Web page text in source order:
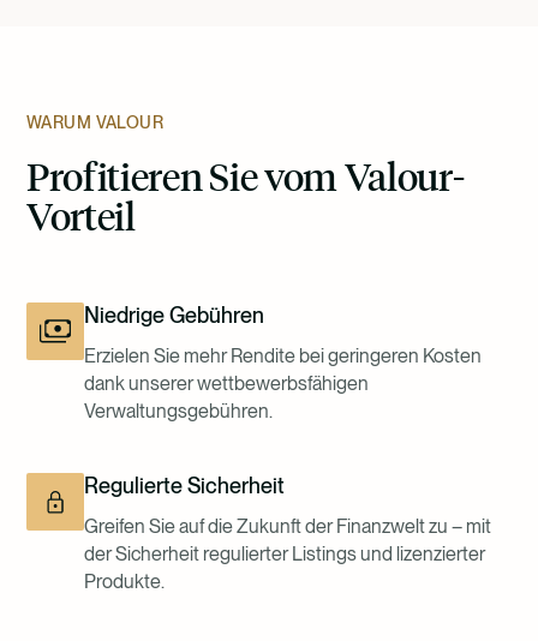
WARUM VALOUR
Profitieren Sie vom Valour-
Vorteil
Niedrige Gebühren
Erzielen Sie mehr Rendite bei geringeren Kosten
dank unserer wettbewerbsfähigen
Verwaltungsgebühren.
Regulierte Sicherheit
Greifen Sie auf die Zukunft der Finanzwelt zu – mit
der Sicherheit regulierter Listings und lizenzierter
Produkte.